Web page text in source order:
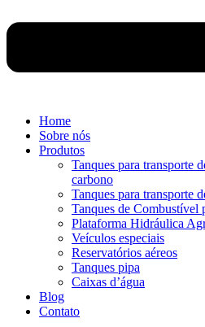
Home
Sobre nós
Produtos
Tanques para transporte
carbono
Tanques para transporte
Tanques de Combustível
Plataforma Hidráulica
Veículos especiais
Reservatórios aéreos
Tanques pipa
Caixas d’água
Blog
Contato